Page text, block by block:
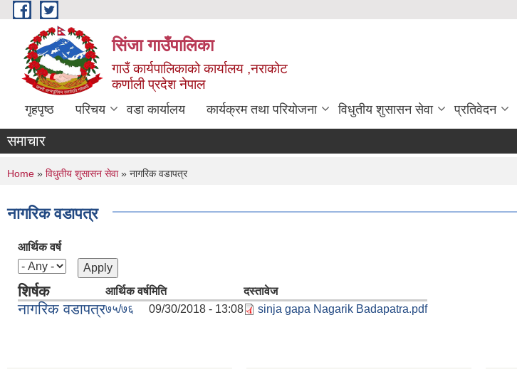
Skip to main content
सिंजा गाउँपालिका
गाउँ कार्यपालिकाको कार्यालय ,नराकोट
कर्णाली प्रदेश नेपाल
गृहपृष्ठ परिचय वडा कार्यालय कार्यक्रम तथा परियोजना विधुतीय शुसासन सेवा प्रतिवेदन
समाचार
You are here
Home » विधुतीय शुसासन सेवा» नागरिक वडापत्र
नागरिक वडापत्र
आर्थिक वर्ष
शिर्षक आर्थिक वर्षमिति दस्तावेज
नागरिक वडापत्र७५/७६ 09/30/2018 - 13:08 sinja gapa Nagarik Badapatra.pdf